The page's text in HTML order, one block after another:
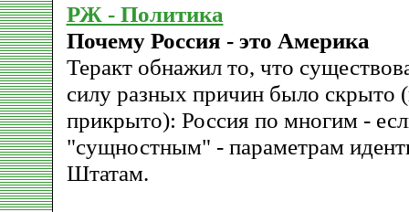
РЖ - Политика
Почему Россия - это Америка
Теракт обнажил то, что
силу разных причин было скрыто
прикрыто): Россия по многим -
"сущностным" - параметрам
Штатам.